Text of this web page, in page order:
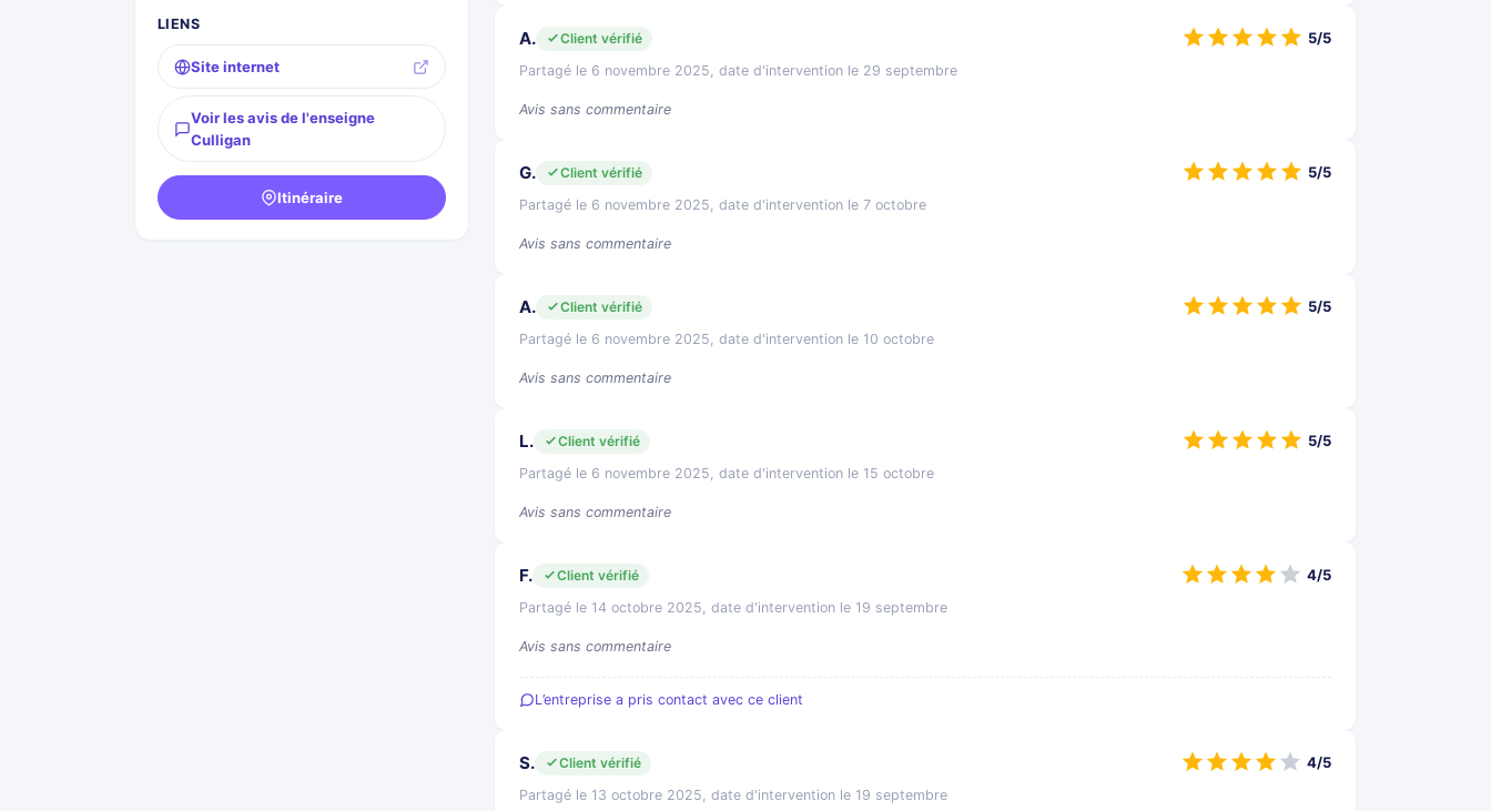
LIENS
Site internet
Voir les avis de l'enseigne
Culligan
Itinéraire
A.
Client vérifié
Partagé le 6 novembre 2025, date d'intervention le 29 septembre
Avis sans commentaire
5/5
G.
Client vérifié
Partagé le 6 novembre 2025, date d'intervention le 7 octobre
Avis sans commentaire
5/5
A.
Client vérifié
Partagé le 6 novembre 2025, date d'intervention le 10 octobre
Avis sans commentaire
5/5
L.
Client vérifié
Partagé le 6 novembre 2025, date d'intervention le 15 octobre
Avis sans commentaire
5/5
F.
Client vérifié
Partagé le 14 octobre 2025, date d'intervention le 19 septembre
Avis sans commentaire
4/5
L’entreprise a pris contact avec ce client
S.
Client vérifié
Partagé le 13 octobre 2025, date d'intervention le 19 septembre
4/5